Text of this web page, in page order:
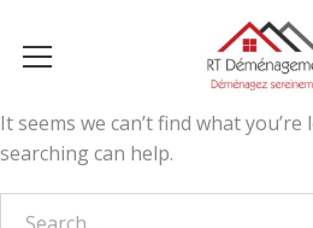
It seems we can’t find what
searching can help.